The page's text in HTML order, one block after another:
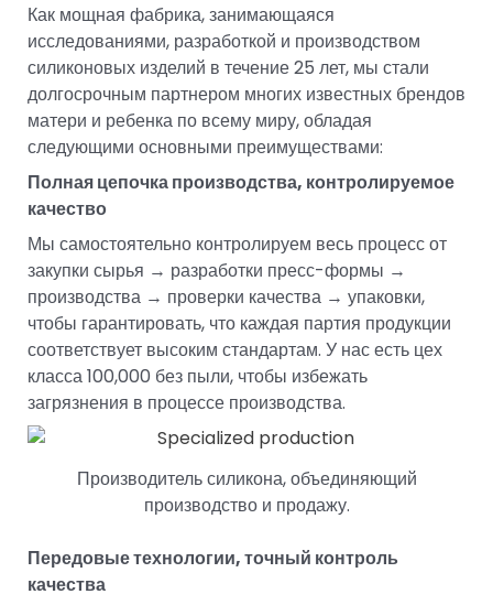
Как мощная фабрика, занимающаяся
исследованиями, разработкой и производством
силиконовых изделий в течение 25 лет, мы стали
долгосрочным партнером многих известных брендов
матери и ребенка по всему миру, обладая
следующими основными преимуществами:
Полная цепочка производства, контролируемое
качество
Мы самостоятельно контролируем весь процесс от
закупки сырья → разработки пресс-формы →
производства → проверки качества → упаковки,
чтобы гарантировать, что каждая партия продукции
соответствует высоким стандартам. У нас есть цех
класса 100,000 без пыли, чтобы избежать
загрязнения в процессе производства.
Производитель силикона, объединяющий
производство и продажу.
Передовые технологии, точный контроль
качества